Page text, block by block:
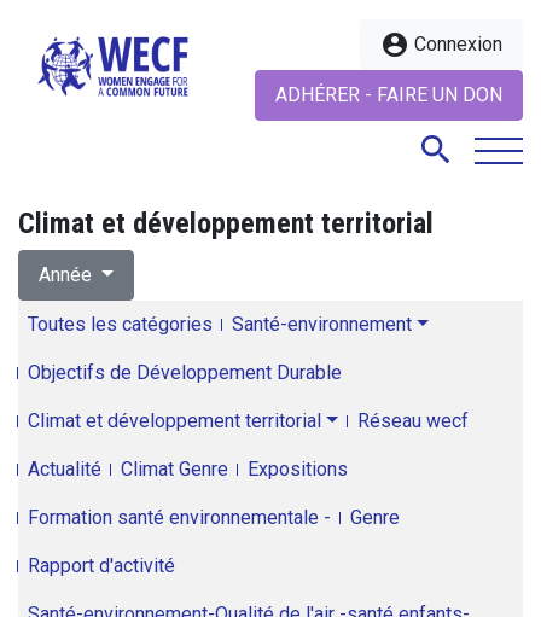
account_circle Connexion
ADHÉRER - FAIRE UN DON
search
Climat et développement territorial
Année
Toutes les catégories Santé-environnement
Objectifs de Développement Durable
Climat et développement territorial Réseau wecf
Actualité Climat Genre Expositions
Formation santé environnementale - Genre
Rapport d'activité